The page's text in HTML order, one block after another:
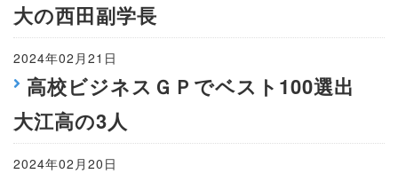
大の西田副学長
2024年02月21日
高校ビジネスＧＰでベスト100選出
大江高の3人
2024年02月20日